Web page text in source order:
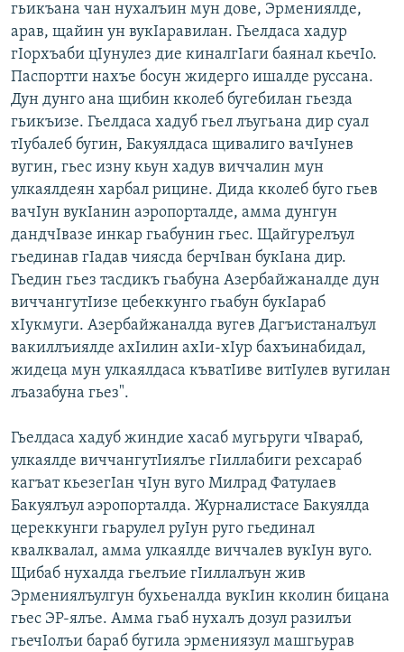
гьикъана чан нухалъин мун дове, Эрмениялде,
арав, щайин ун вукIаравилан. Гьелдаса хадур
гIорхъаби цIунулез дие киналгIаги баянал кьечIо.
Паспортги нахъе босун жидерго ишалде руссана.
Дун дунго ана щибин кколеб бугебилан гьезда
гьикъизе. Гьелдаса хадуб гьел лъугьана дир суал
тIубалеб бугин, Бакуялдаса щивалиго вачIунев
вугин, гьес изну кьун хадув виччалин мун
улкаялдеян харбал рицине. Дида кколеб буго гьев
вачIун вукIанин аэропорталде, амма дунгун
дандчIвазе инкар гьабунин гьес. Щайгурелъул
гьединав гIадав чиясда берчIван букIана дир.
Гьедин гьез тасдикъ гьабуна Азербайжаналде дун
виччангутIизе цебеккунго гьабун букIараб
хIукмуги. Азербайжаналда вугев Дагъистаналъул
вакиллъиялде ахIилин ахIи-хIур бахъинабидал,
жидеца мун улкаялдаса къватIиве витIулев вугилан
лъазабуна гьез".
Гьелдаса хадуб жиндие хасаб мугьруги чIвараб,
улкаялде виччангутIиялъе гIиллабиги рехсараб
кагъат кьезегIан чIун вуго Милрад Фатулаев
Бакуялъул аэропорталда. Журналистасе Бакуялда
цереккунги гьарулел руIун руго гьединал
квалквалал, амма улкаялде виччалев вукIун вуго.
Щибаб нухалда гьелъие гIиллалъун жив
Эрмениялъулгун бухьеналда вукIин кколин бицана
гьес ЭР-ялъе. Амма гьаб нухалъ дозул разилъи
гьечIолъи бараб бугила эрмениязул машгьурав